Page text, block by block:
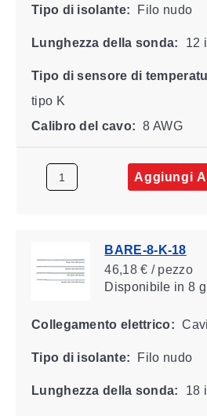
Tipo di isolante: Filo nudo
Lunghezza della sonda: 12
Tipo di sensore di
tipo K
Calibro del cavo: 8 AWG
Aggiungi
BARE-8-K-18
46,18 € / pezzo
Disponibile in 8
Collegamento elettrico:
Tipo di isolante: Filo nudo
Lunghezza della sonda: 18